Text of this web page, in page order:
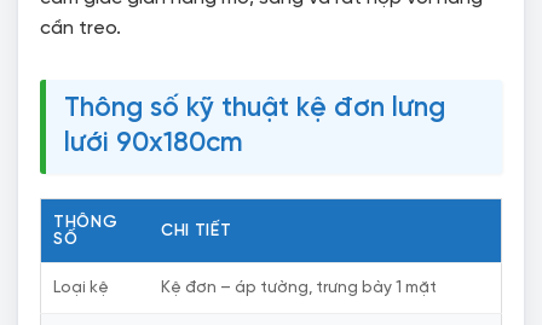
cần treo.
Thông số kỹ thuật kệ đơn lưng
lưới 90x180cm
THÔNG
SỐ
CHI TIẾT
Loại kệ Kệ đơn – áp tường, trưng bày 1 mặt